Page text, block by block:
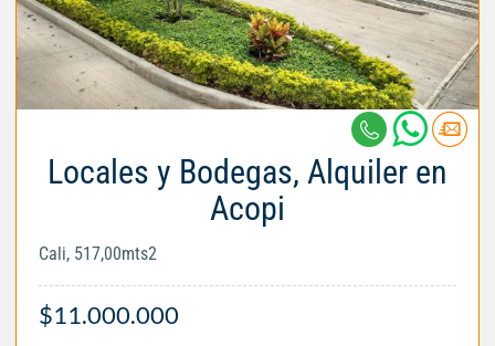
Locales y Bodegas, Alquiler en
Acopi
Cali, 517,00mts2
$11.000.000